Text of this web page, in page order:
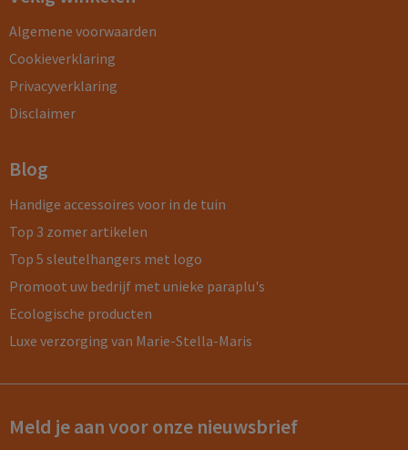
Algemene voorwaarden
Cookieverklaring
Privacyverklaring
Disclaimer
Blog
Handige accessoires voor in de tuin
Top 3 zomer artikelen
Top 5 sleutelhangers met logo
Promoot uw bedrijf met unieke paraplu's
Ecologische producten
Luxe verzorging van Marie-Stella-Maris
Meld je aan voor onze nieuwsbrief